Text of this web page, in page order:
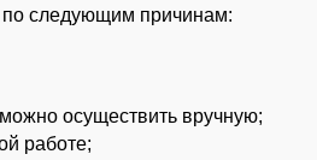
по следующим причинам:
осуществить вручную;
работе;